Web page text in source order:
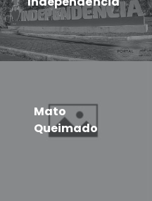
Mato
Queimado